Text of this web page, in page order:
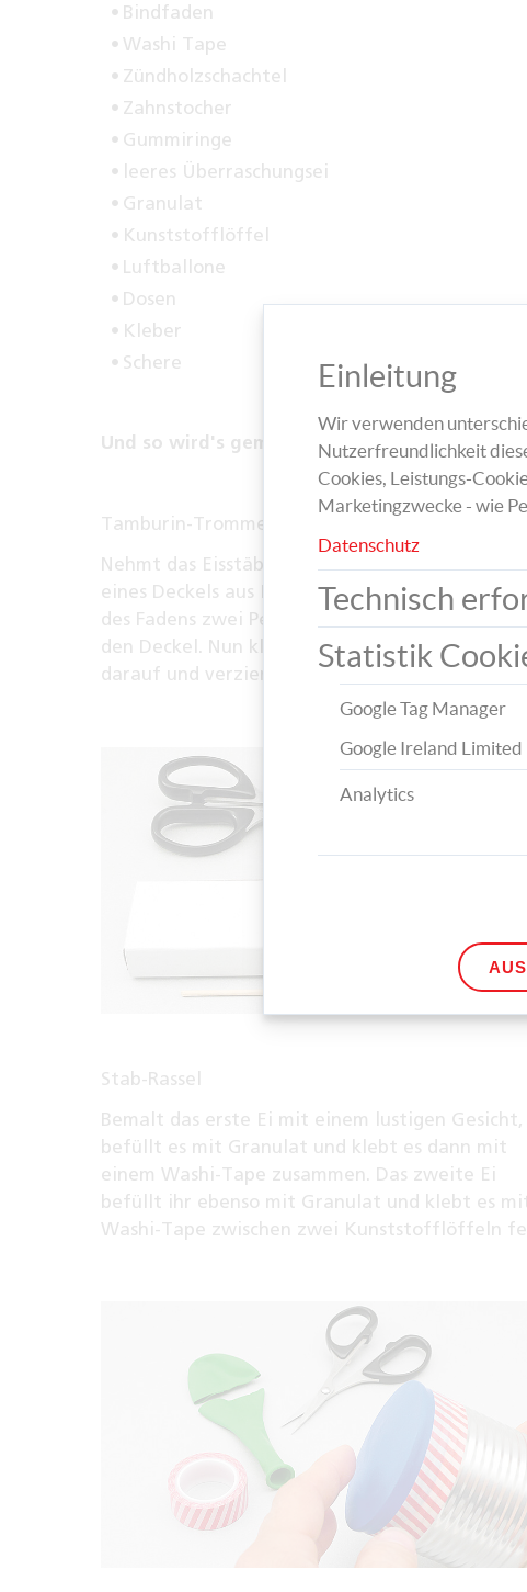
Bindfaden
Washi Tape
Zündholzschachtel
Zahnstocher
Gummiringe
leeres Überraschungsei
Granulat
Kunststofflöffel
Luftballone
Dosen
Kleber
Schere
Und so wird's gemacht:
Tamburin-Trommel
Nehmt das Eisstäbchen und klebt es in die
eines Deckels aus Kunststoff. Bindet an den
des Fadens zwei Perlen fest und legt diesen über
den Deckel. Nun klebt ihr den zweiten Deckel
darauf und verziert diesen mit einem Washi-
Stab-Rassel
Bemalt das erste Ei mit einem lustigen Gesicht,
befüllt es mit Granulat und klebt es dann mit
einem Washi-Tape zusammen. Das zweite Ei
befüllt ihr ebenso mit Granulat und klebt es
Washi-Tape zwischen zwei Kunststofflöffeln
Einleitung
Wir verwenden
Nutzerfreundlichkeit
Cookies, Leistungs-
Marketingzwecke - wie
Datenschutz
Technisch
Statistik
Google Tag Manager
Google Ireland Limited
Analytics